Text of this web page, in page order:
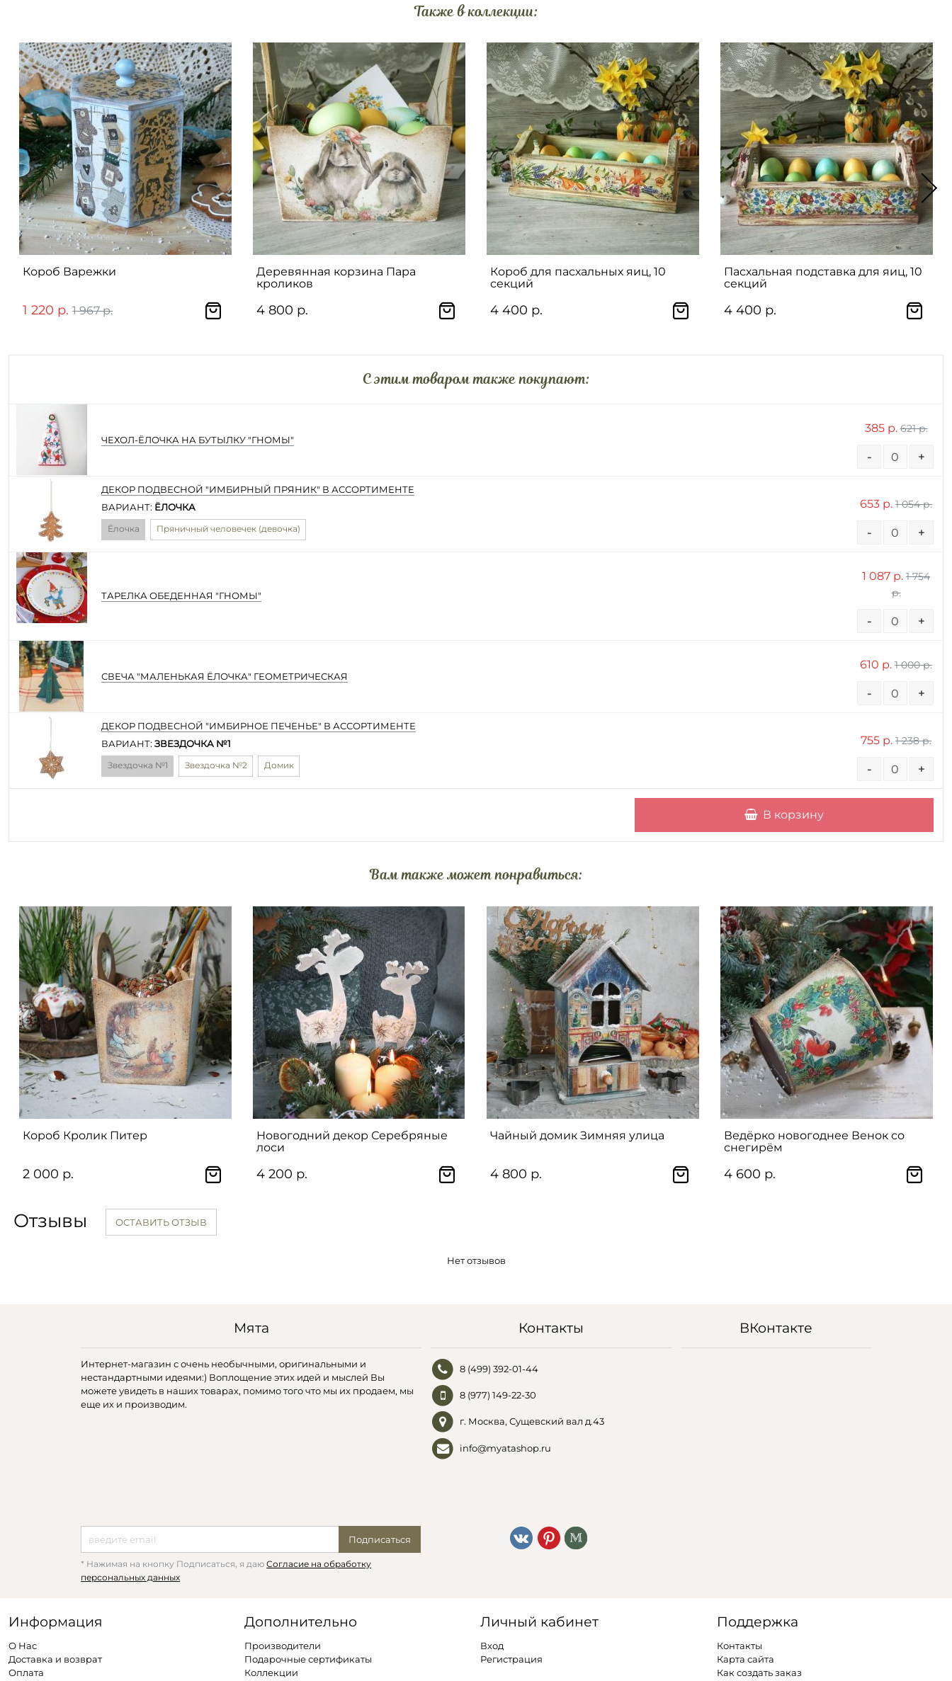
Также в коллекции:
Короб Варежки
1 220 р. 1 967 р.
Деревянная корзина Пара
кроликов
4 800 р.
Короб для пасхальных яиц, 10
секций
4 400 р.
Пасхальная подставка для яиц, 10
секций
4 400 р.
C этим товаром также покупают:
ЧЕХОЛ-ЁЛОЧКА НА БУТЫЛКУ "ГНОМЫ"
385 р. 621 р.
- +
ДЕКОР ПОДВЕСНОЙ "ИМБИРНЫЙ ПРЯНИК" В АССОРТИМЕНТЕ
ВАРИАНТ: ЁЛОЧКА
Ёлочка Пряничный человечек (девочка)
653 р. 1 054 р.
- +
ТАРЕЛКА ОБЕДЕННАЯ "ГНОМЫ"
1 087 р. 1 754
р.
- +
СВЕЧА "МАЛЕНЬКАЯ ЁЛОЧКА" ГЕОМЕТРИЧЕСКАЯ
610 р. 1 000 р.
- +
ДЕКОР ПОДВЕСНОЙ "ИМБИРНОЕ ПЕЧЕНЬЕ" В АССОРТИМЕНТЕ
ВАРИАНТ: ЗВЕЗДОЧКА №1
Звездочка №1 Звездочка №2 Домик
755 р. 1 238 р.
- +
В корзину
Вам также может понравиться:
Короб Кролик Питер
2 000 р.
Новогодний декор Серебряные
лоси
4 200 р.
Чайный домик Зимняя улица
4 800 р.
Ведёрко новогоднее Венок со
снегирём
4 600 р.
Отзывы ОСТАВИТЬ ОТЗЫВ
Нет отзывов
Мята
Интернет-магазин с очень необычными, оригинальными и
нестандартными идеями:) Воплощение этих идей и мыслей Вы
можете увидеть в наших товарах, помимо того что мы их продаем, мы
еще их и производим.
Подписаться
* Нажимая на кнопку Подписаться, я даюСогласие на обработку
персональных данных
Контакты
8 (499) 392-01-44
8 (977) 149-22-30
г. Москва, Сущевский вал д.43
info@myatashop.ru
ВКонтакте
Информация
О Нас
Доставка и возврат
Оплата
Дополнительно
Производители
Подарочные сертификаты
Коллекции
Личный кабинет
Вход
Регистрация
Поддержка
Контакты
Карта сайта
Как создать заказ